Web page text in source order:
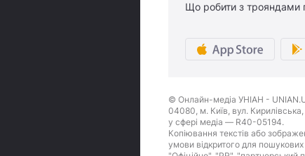
Що робити з трояндами
© Онлайн-медіа УНІАН -
04080, м. Київ, вул.
у сфері медіа — R40-05194.
Копіювання текстів або
умови відкритого для